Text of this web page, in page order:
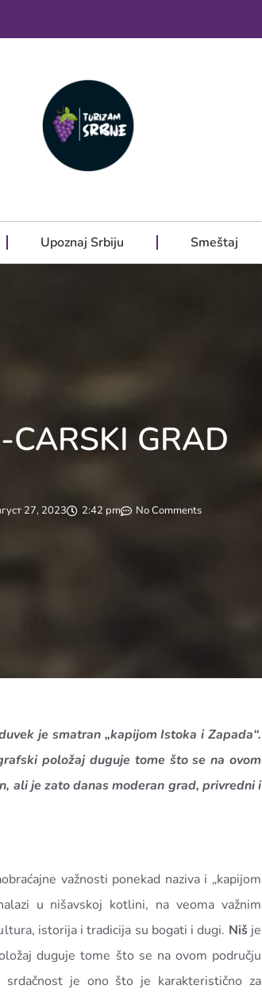
Upoznaj Srbiju Smeštaj
CARSKI GRAD
27, 2023 2:42 pm No Comments
je smatran „kapijom Istoka i Zapada“.
položaj duguje tome što se na ovom
ali je zato danas moderan grad, privredni i
važnosti ponekad naziva i „kapijom
u nišavskoj kotlini, na veoma važnim
istorija i tradicija su bogati i dugi. Nišje
duguje tome što se na ovom području
srdačnost je ono što je karakteristično za